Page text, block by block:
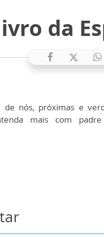
da
nós, próximas e
mais com padre